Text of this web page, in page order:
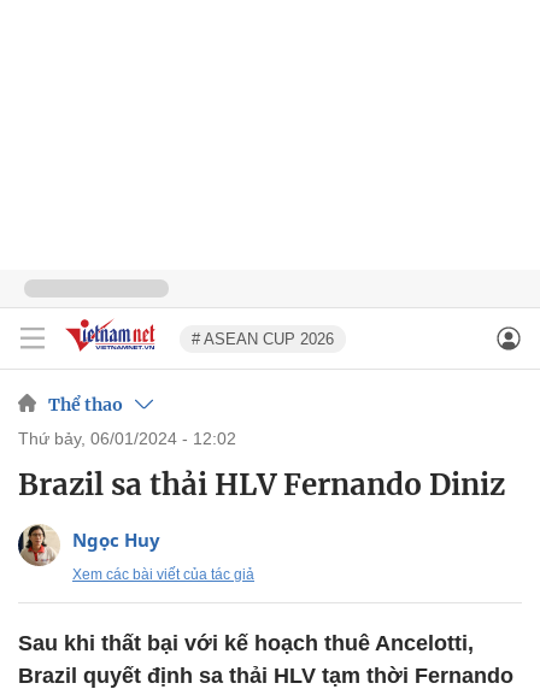
# ASEAN CUP 2026
Thể thao
thứ bảy, 06/01/2024 - 12:02
Brazil sa thải HLV Fernando Diniz
Ngọc Huy
Xem các bài viết của tác giả
Sau khi thất bại với kế hoạch thuê Ancelotti,
Brazil quyết định sa thải HLV tạm thời Fernando